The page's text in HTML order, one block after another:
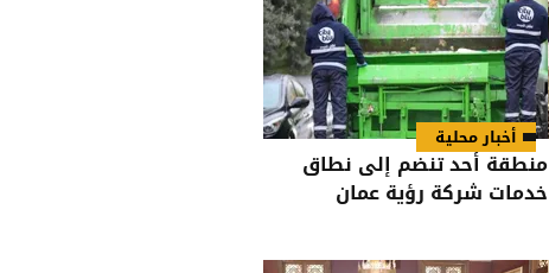
أخبار محلية
منطقة أُحد تنضم إلى نطاق
خدمات شركة رؤية عمان